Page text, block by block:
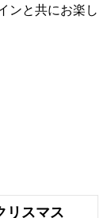
ンと共にお楽し
リスマス